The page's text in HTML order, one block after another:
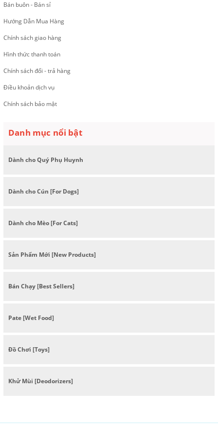
Bán buôn - Bán sỉ
Hướng Dẫn Mua Hàng
Chính sách giao hàng
Hình thức thanh toán
Chính sách đổi - trả hàng
Điều khoản dịch vụ
Chính sách bảo mật
Danh mục nổi bật
Dành cho Quý Phụ Huynh
Dành cho Cún [For Dogs]
Dành cho Mèo [For Cats]
Sản Phẩm Mới [New Products]
Bán Chạy [Best Sellers]
Pate [Wet Food]
Đồ Chơi [Toys]
Khử Mùi [Deodorizers]